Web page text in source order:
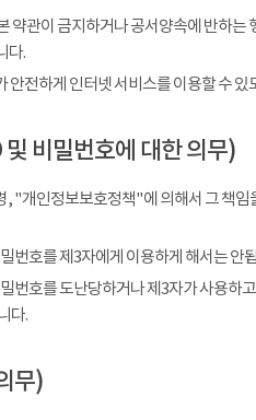
약관이 금지하거나 공서양속에 반하는
다.
전하게 인터넷 서비스를 이용할 수
비밀번호에 대한 의무)
"개인정보보호정책"에 의해서 그 책임
번호를 제3자에게 이용하게 해서는 안
번호를 도난당하거나 제3자가 사용
다.
무)